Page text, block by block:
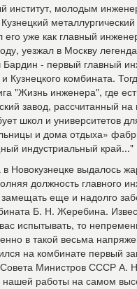
институт, молодым
его уже как главный
уезжал в Москву
Бардин - первый главный
и Кузнецкого комбината.
"Жизнь инженера", где
завод, рассчитанный на
школ и университетов
и дома отдыха»
индустриальный край..."
в Новокузнецке выдалось
должность главного
еще и надолго
Б. Н. Жеребина.
испытывать, то
в такой весьма
на комбинате первый
Министров СССР А.
работы на самом